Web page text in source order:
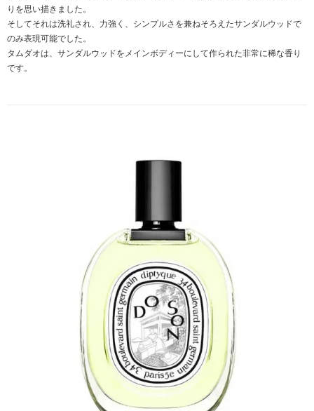
りを思い描きました。
そしてそれは洗礼され、力強く、シンプルさを兼ねそろえたサンダルウッドで
のみ表現可能でした。
タムダオは、サンダルウッドをメインボディーにして作られた非常に稀な香り
です。